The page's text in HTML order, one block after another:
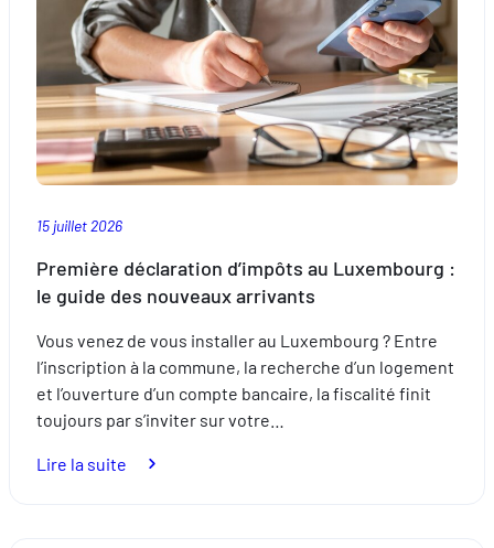
15 juillet 2026
Première déclaration d’impôts au Luxembourg :
le guide des nouveaux arrivants
Vous venez de vous installer au Luxembourg ? Entre
l’inscription à la commune, la recherche d’un logement
et l’ouverture d’un compte bancaire, la fiscalité finit
toujours par s’inviter sur votre…
Lire la suite